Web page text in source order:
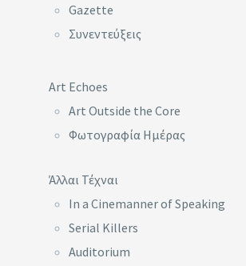
Gazette
Συνεντεύξεις
Art Echoes
Art Outside the Core
Φωτογραφία Ημέρας
Άλλαι Τέχναι
In a Cinemanner of Speaking
Serial Killers
Auditorium